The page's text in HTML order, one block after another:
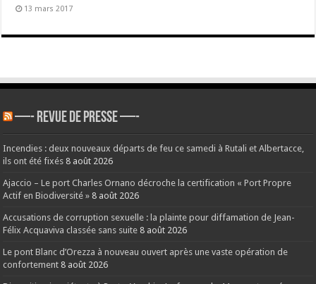
13 mars 2017
—- REVUE DE PRESSE —-
Incendies : deux nouveaux départs de feu ce samedi à Rutali et Albertacce,
ils ont été fixés 8 août 2026
Ajaccio – Le port Charles Ornano décroche la certification « Port Propre
Actif en Biodiversité » 8 août 2026
Accusations de corruption sexuelle : la plainte pour diffamation de Jean-
Félix Acquaviva classée sans suite 8 août 2026
Le pont Blanc d’Orezza à nouveau ouvert après une vaste opération de
confortement 8 août 2026